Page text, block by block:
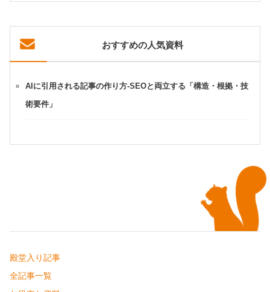
おすすめの人気資料
AIに引用される記事の作り方-SEOと両立する「構造・根拠・技
術要件」
殿堂入り記事
全記事一覧